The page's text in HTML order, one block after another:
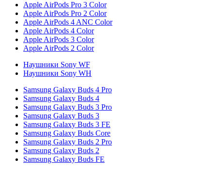
Apple AirPods Pro 3 Color
Apple AirPods Pro 2 Color
Apple AirPods 4 ANC Color
Apple AirPods 4 Color
Apple AirPods 3 Color
Apple AirPods 2 Color
Наушники Sony WF
Наушники Sony WH
Samsung Galaxy Buds 4 Pro
Samsung Galaxy Buds 4
Samsung Galaxy Buds 3 Pro
Samsung Galaxy Buds 3
Samsung Galaxy Buds 3 FE
Samsung Galaxy Buds Core
Samsung Galaxy Buds 2 Pro
Samsung Galaxy Buds 2
Samsung Galaxy Buds FE